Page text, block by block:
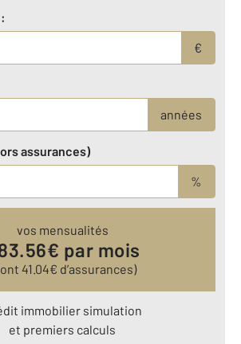
€
années
assurances)
%
vos mensualités
€ par mois
41.04€ d’assurances)
immobilier simulation
et premiers calculs